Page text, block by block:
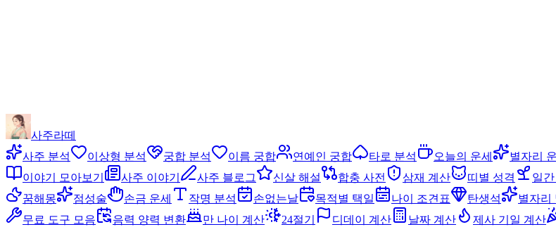
사주라떼
사주 분석
이상형 분석 궁합 분석 이름 궁합 연예인 궁합 타로 분석 오늘의 운세 별자리
이야기 모아보기
사주 이야기 사주 블로그 신살 해설 합충 사전 삼재 계산 띠별 성격 일
꿈해몽
점성술 손금 운세 작명 분석 손없는날 목적별 택일 나이 조견표 탄생석 별자리
무료 도구 모음
음력 양력 변환 만 나이 계산 24절기 디데이 계산 날짜 계산 제사 기일 계산